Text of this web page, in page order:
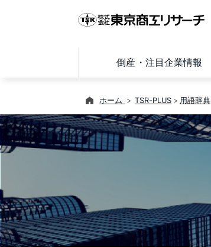
倒産・注目企業情報
ホーム TSR-PLUS 用語辞典